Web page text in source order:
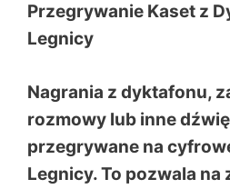
Przegrywanie Kaset z
Legnicy
Nagrania z dyktafonu,
rozmowy lub inne
przegrywane na
Legnicy. To pozwala